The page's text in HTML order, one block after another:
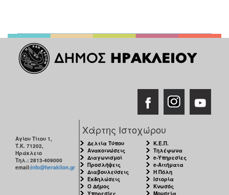
Αγίου Τίτου 1,
Τ.Κ. 71202,
Ηράκλειο
Τηλ.: 2813-409000
email:info@heraklion.gr
Χάρτης Ιστοχώρου
Δελτία Τύπου
Ανακοινώσεις
Διαγωνισμοί
Προσλήψεις
Διαβουλεύσεις
Εκδηλώσεις
Ο Δήμος
Υπηρεσίες
Κ.Ε.Π.
Τηλέφωνα
e-Υπηρεσίες
e-Αιτήματα
Η Πόλη
Ιστορία
Κνωσός
Μουσεία